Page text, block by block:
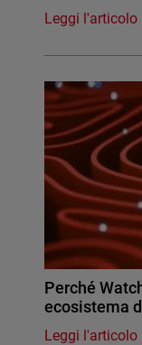
Leggi l'articolo
Perché
ecosistema
Leggi l'articolo